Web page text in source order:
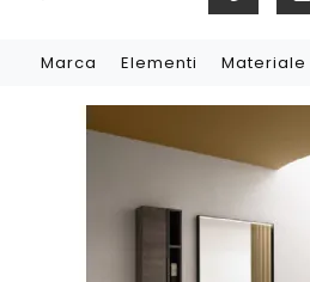
Marca Elementi Materiale